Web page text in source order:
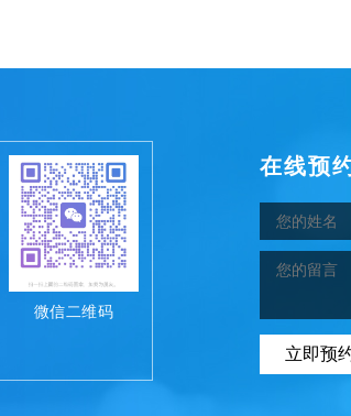
微信二维码
在线预
立即预